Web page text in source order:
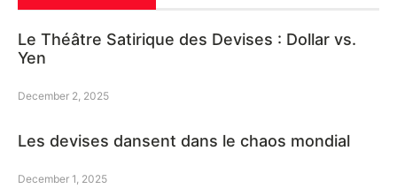
Le Théâtre Satirique des Devises : Dollar vs.
Yen
December 2, 2025
Les devises dansent dans le chaos mondial
December 1, 2025